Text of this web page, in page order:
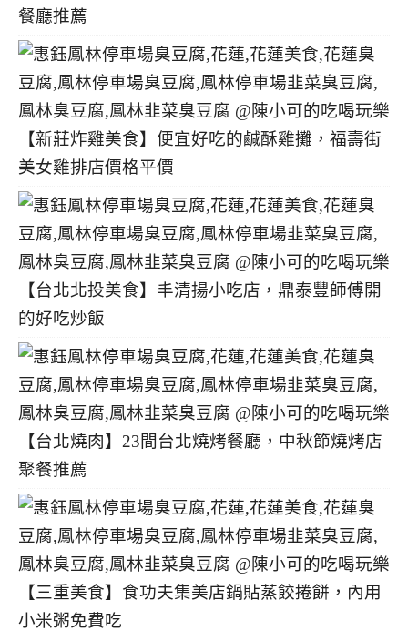
餐廳推薦
【新莊炸雞美食】便宜好吃的鹹酥雞攤，福壽街
美女雞排店價格平價
【台北北投美食】丰清揚小吃店，鼎泰豐師傅開
的好吃炒飯
【台北燒肉】23間台北燒烤餐廳，中秋節燒烤店
聚餐推薦
【三重美食】食功夫集美店鍋貼蒸餃捲餅，內用
小米粥免費吃